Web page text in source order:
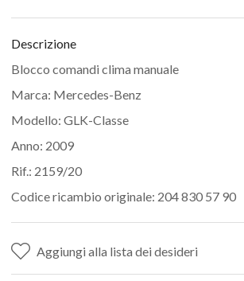
Descrizione
Blocco comandi clima manuale
Marca: Mercedes-Benz
Modello: GLK-Classe
Anno: 2009
Rif.: 2159/20
Codice ricambio originale: 204 830 57 90
Aggiungi alla lista dei desideri